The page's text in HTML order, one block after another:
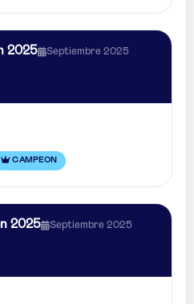
2025 Septiembre 2025
CAMPEON
2025 Septiembre 2025